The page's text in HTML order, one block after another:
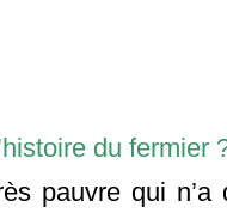
du fermier
pauvre qui n’a